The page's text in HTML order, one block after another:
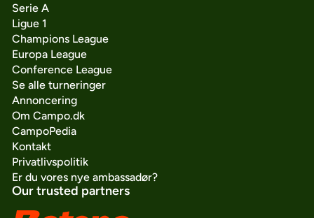
Serie A
Ligue 1
Champions League
Europa League
Conference League
Se alle turneringer
Annoncering
Om Campo.dk
CampoPedia
Kontakt
Privatlivspolitik
Er du vores nye ambassadør?
Our trusted partners